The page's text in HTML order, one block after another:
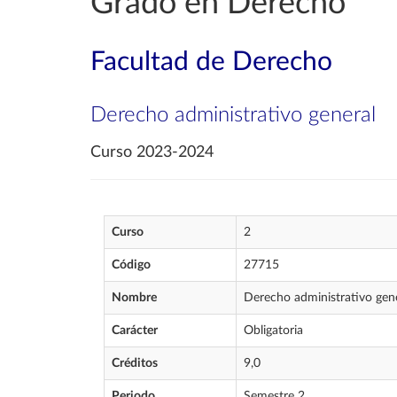
Facultad de Derecho
Derecho administrativo general
Curso 2023-2024
Curso 2
Código 27715
Nombre Derecho administrativo
Carácter Obligatoria
Créditos 9,0